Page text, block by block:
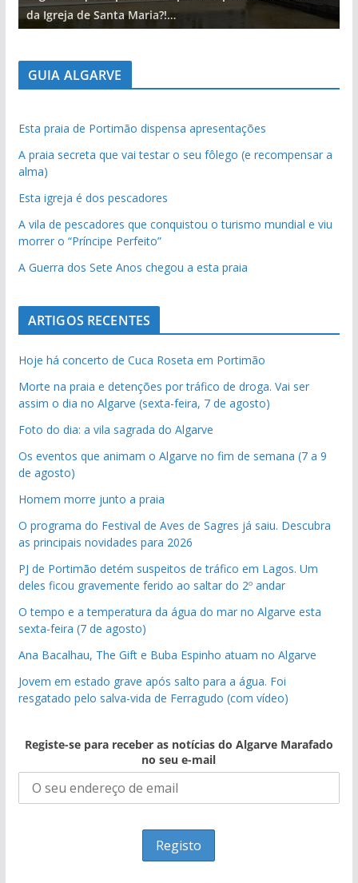
da Igreja de Santa Maria?!…
GUIA ALGARVE
Esta praia de Portimão dispensa apresentações
A praia secreta que vai testar o seu fôlego (e recompensar a
alma)
Esta igreja é dos pescadores
A vila de pescadores que conquistou o turismo mundial e viu
morrer o “Príncipe Perfeito”
A Guerra dos Sete Anos chegou a esta praia
ARTIGOS RECENTES
Hoje há concerto de Cuca Roseta em Portimão
Morte na praia e detenções por tráfico de droga. Vai ser
assim o dia no Algarve (sexta-feira, 7 de agosto)
Foto do dia: a vila sagrada do Algarve
Os eventos que animam o Algarve no fim de semana (7 a 9
de agosto)
Homem morre junto a praia
O programa do Festival de Aves de Sagres já saiu. Descubra
as principais novidades para 2026
PJ de Portimão detém suspeitos de tráfico em Lagos. Um
deles ficou gravemente ferido ao saltar do 2º andar
O tempo e a temperatura da água do mar no Algarve esta
sexta-feira (7 de agosto)
Ana Bacalhau, The Gift e Buba Espinho atuam no Algarve
Jovem em estado grave após salto para a água. Foi
resgatado pelo salva-vida de Ferragudo (com vídeo)
Registe-se para receber as notícias do Algarve Marafado
no seu e-mail